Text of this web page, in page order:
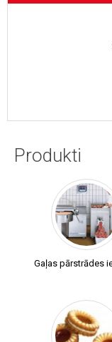
Produkti
Gaļas pārstrādes